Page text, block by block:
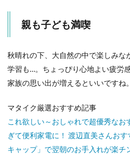
親も子ども満喫
秋晴れの下、大自然の中で楽しみな
学習も…。ちょっぴり心地よい疲労
家族の思い出が増えるといいですね。
マタイク厳選おすすめ記事
これ欲しい～おしゃれで超優秀なお
ぎて便利家電に！ 渡辺直美さんおす
キャップ」で翌朝のお手入れが楽チ